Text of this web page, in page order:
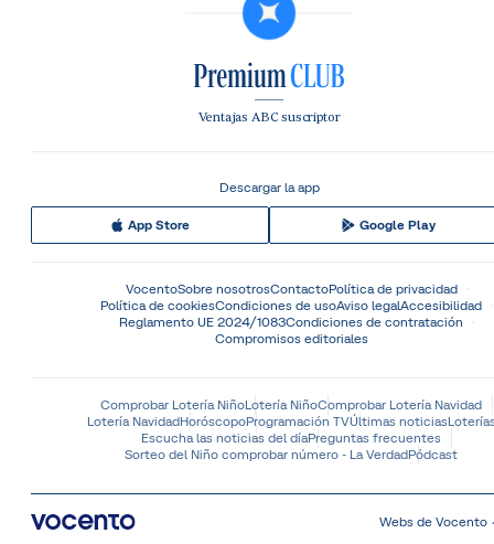
Ventajas ABC suscriptor
Descargar la app
App Store Google Play
VocentoSobre nosotrosContactoPolítica de privacidad
Política de cookiesCondiciones de usoAviso legalAccesibilidad
Reglamento UE 2024/1083Condiciones de contratación
Compromisos editoriales
Comprobar Lotería NiñoLotería NiñoComprobar Lotería Navidad
Lotería NavidadHoróscopoProgramación TVÚltimas noticias
Escucha las noticias del díaPreguntas frecuentes
Sorteo del Niño comprobar número - La VerdadPódcast
Webs de Vocento